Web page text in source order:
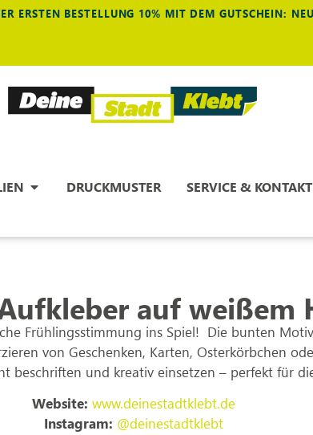
ERSTEN BESTELLUNG 10% MIT DEM GUTSCHEIN:
DRUCKMUSTER SERVICE & KONTAKT
auf weißem
Frühlingsstimmung ins Spiel! Die bunten
von Geschenken, Karten, Osterkörbchen
beschriften und kreativ einsetzen – perfekt für
Website: www.deinestadtklebt.de
Instagram: @deinestadtklebt